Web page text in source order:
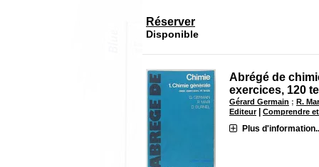
Réserver
Disponible
Abrégé de
exercices, 120
Gérard Germain ; R.
Editeur|Comprendre
Plus